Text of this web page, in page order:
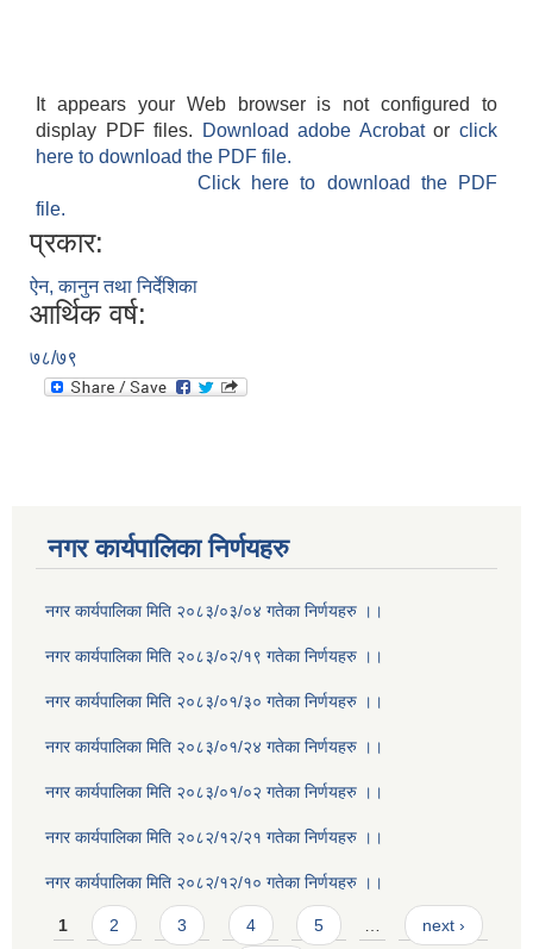
It appears your Web browser is not configured to
display PDF files.
Download adobe Acrobatorclick
here to download the PDF file.
Click here to download the PDF
file.
प्रकार:
ऐन, कानुन तथा निर्देशिका
आर्थिक वर्ष:
७८/७९
नगर कार्यपालिका निर्णयहरु
नगर कार्यपालिका मिति २०८३/०३/०४ गतेका निर्णयहरु ।।
नगर कार्यपालिका मिति २०८३/०२/१९ गतेका निर्णयहरु ।।
नगर कार्यपालिका मिति २०८३/०१/३० गतेका निर्णयहरु ।।
नगर कार्यपालिका मिति २०८३/०१/२४ गतेका निर्णयहरु ।।
नगर कार्यपालिका मिति २०८३/०१/०२ गतेका निर्णयहरु ।।
नगर कार्यपालिका मिति २०८२/१२/२१ गतेका निर्णयहरु ।।
नगर कार्यपालिका मिति २०८२/१२/१० गतेका निर्णयहरु ।।
Pages
1 2 3 4 5 … next ›